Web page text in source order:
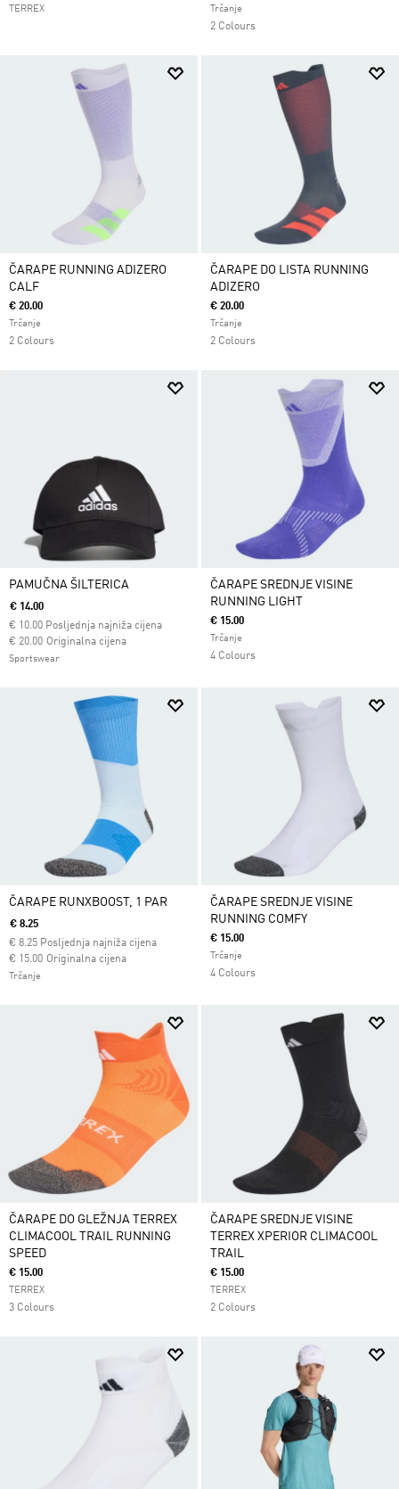
TERREX Trčanje
2 Colours
ČARAPE RUNNING ADIZERO
CALF
€ 20.00
Trčanje
2 Colours
ČARAPE DO LISTA RUNNING
ADIZERO
€ 20.00
Trčanje
2 Colours
PAMUČNA ŠILTERICA
€ 14.00
€ 10.00 Posljednja najniža cijena
Originalna cijena
Cijena umanjena od
€ 20.00za
Sportswear
ČARAPE SREDNJE VISINE
RUNNING LIGHT
€ 15.00
Trčanje
4 Colours
ČARAPE RUNXBOOST, 1 PAR
€ 8.25
€ 8.25 Posljednja najniža cijena
Originalna cijena
Cijena umanjena od
€ 15.00za
Trčanje
ČARAPE SREDNJE VISINE
RUNNING COMFY
€ 15.00
Trčanje
4 Colours
ČARAPE DO GLEŽNJA TERREX
CLIMACOOL TRAIL RUNNING
SPEED
€ 15.00
TERREX
3 Colours
ČARAPE SREDNJE VISINE
TERREX XPERIOR CLIMACOOL
TRAIL
€ 15.00
TERREX
2 Colours